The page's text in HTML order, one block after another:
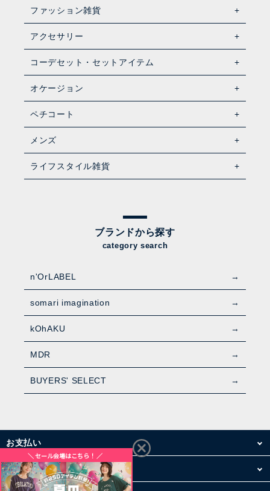
ファッション雑貨
アクセサリー
コーデセット・セットアイテム
オケージョン
ペチコート
メンズ
ライフスタイル雑貨
ブランドから探す
category search
n'OrLABEL
somari imagination
kOhAKU
MDR
BUYERS' SELECT
お支払い
配送・送料